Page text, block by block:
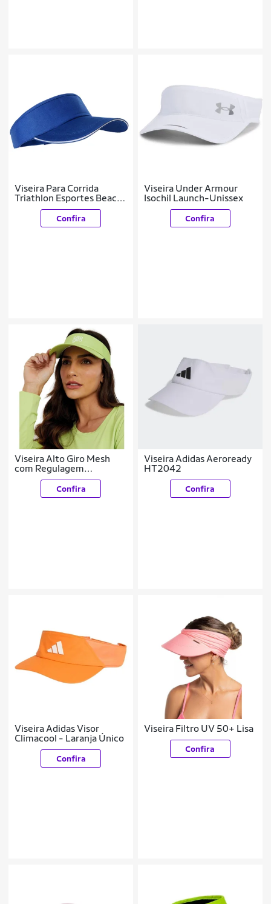
Viseira Para Corrida
Triathlon Esportes Beach
Tennis Azul
Confira
Viseira Under Armour
Isochil Launch-Unissex
Confira
Viseira Alto Giro Mesh
com Regulagem
2234403
Confira
Viseira Adidas Aeroready
HT2042
Confira
Viseira Adidas Visor
Climacool - Laranja Único
Confira
Viseira Filtro UV 50+ Lisa
Confira